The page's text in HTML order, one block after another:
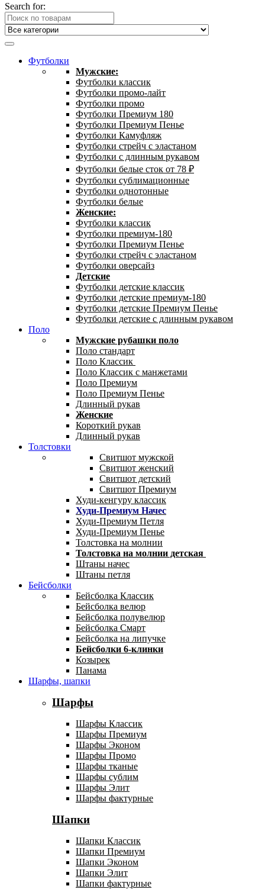
Search for:
Футболки
Мужские:
Футболки классик
Футболки промо-лайт
Футболки промо
Футболки Премиум 180
Футболки Премиум Пенье
Футболки Камуфляж
Футболки стрейч с эластаном
Футболки с длинным рукавом
Футболки белые сток от 78 ₽
Футболки сублимационные
Футболки однотонные
Футболки белые
Женские:
Футболки классик
Футболки премиум-180
Футболки Премиум Пенье
Футболки стрейч с эластаном
Футболки оверсайз
Детские
Футболки детские классик
Футболки детские премиум-180
Футболки детские Премиум Пенье
Футболки детские с длинным рукавом
Поло
Мужские рубашки поло
Поло стандарт
Поло Классик
Поло Классик с манжетами
Поло Премиум
Поло Премиум Пенье
Длинный рукав
Женские
Короткий рукав
Длинный рукав
Толстовки
Свитшот мужской
Свитшот женский
Свитшот детский
Свитшот Премиум
Худи-кенгуру классик
Худи-Премиум Начес
Худи-Премиум Петля
Худи-Премиум Пенье
Толстовка на молнии
Толстовка на молнии детская
Штаны начес
Штаны петля
Бейсболки
Бейсболка Классик
Бейсболка велюр
Бейсболка полувелюр
Бейсболка Смарт
Бейсболка на липучке
Бейсболки 6-клинки
Козырек
Панама
Шарфы, шапки
Шарфы
Шарфы Классик
Шарфы Премиум
Шарфы Эконом
Шарфы Промо
Шарфы тканые
Шарфы сублим
Шарфы Элит
Шарфы фактурные
Шапки
Шапки Классик
Шапки Премиум
Шапки Эконом
Шапки Элит
Шапки фактурные